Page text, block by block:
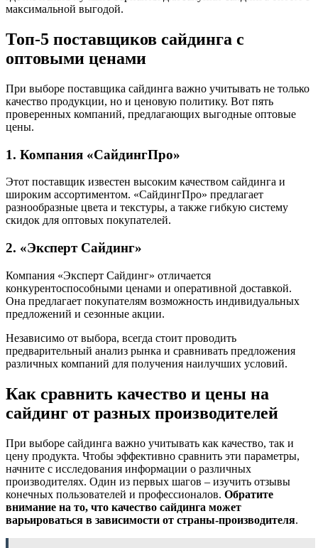
максимальной выгодой.
Топ-5 поставщиков сайдинга с
оптовыми ценами
При выборе поставщика сайдинга важно учитывать не только
качество продукции, но и ценовую политику. Вот пять
проверенных компаний, предлагающих выгодные оптовые
цены.
1. Компания «СайдингПро»
Этот поставщик известен высоким качеством сайдинга и
широким ассортиментом. «СайдингПро» предлагает
разнообразные цвета и текстуры, а также гибкую систему
скидок для оптовых покупателей.
2. «Эксперт Сайдинг»
Компания «Эксперт Сайдинг» отличается
конкурентоспособными ценами и оперативной доставкой.
Она предлагает покупателям возможность индивидуальных
предложений и сезонные акции.
Независимо от выбора, всегда стоит проводить
предварительный анализ рынка и сравнивать предложения
различных компаний для получения наилучших условий.
Как сравнить качество и цены на
сайдинг от разных производителей
При выборе сайдинга важно учитывать как качество, так и
цену продукта. Чтобы эффективно сравнить эти параметры,
начните с исследования информации о различных
производителях. Один из первых шагов – изучить отзывы
конечных пользователей и профессионалов. Обратите
внимание на то, что качество сайдинга может
варьироваться в зависимости от страны-производителя.